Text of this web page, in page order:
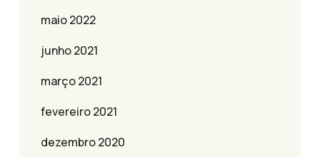
maio 2022
junho 2021
março 2021
fevereiro 2021
dezembro 2020